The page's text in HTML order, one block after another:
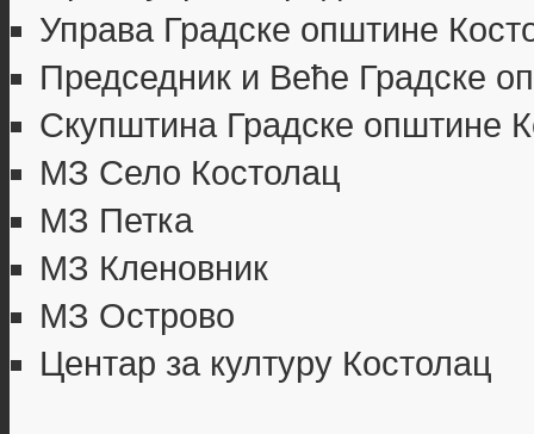
Управа Градске општине
Председник и Веће Градске
Скупштина Градске општине
МЗ Село Костолац
МЗ Петка
МЗ Кленовник
МЗ Острово
Центар за културу Костолац